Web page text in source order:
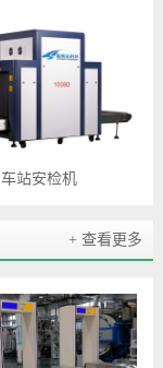
车站安检机
+ 查看更多